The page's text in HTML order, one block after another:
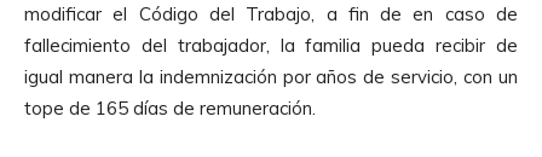
modificar el Código del Trabajo, a fin de en caso de
fallecimiento del trabajador, la familia pueda recibir de
igual manera la indemnización por años de servicio, con un
tope de 165 días de remuneración.